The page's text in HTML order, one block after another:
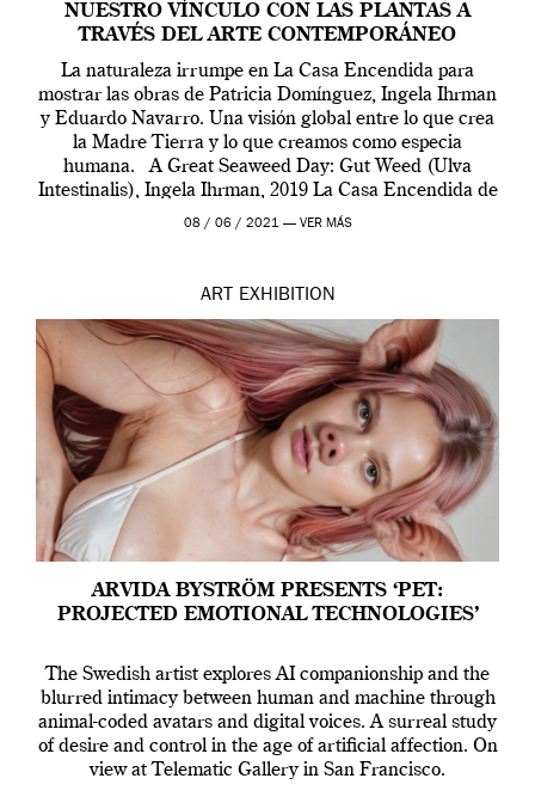
NUESTRO VÍNCULO CON LAS PLANTAS A
TRAVÉS DEL ARTE CONTEMPORÁNEO
La naturaleza irrumpe en La Casa Encendida para
mostrar las obras de Patricia Domínguez, Ingela Ihrman
y Eduardo Navarro. Una visión global entre lo que crea
la Madre Tierra y lo que creamos como especia
humana. A Great Seaweed Day: Gut Weed (Ulva
Intestinalis), Ingela Ihrman, 2019 La Casa Encendida de
Madrid y la Wellcome […]
08 / 06 / 2021 — VER MÁS
ART EXHIBITION
ARVIDA BYSTRÖM PRESENTS ‘PET:
PROJECTED EMOTIONAL TECHNOLOGIES’
The Swedish artist explores AI companionship and the
blurred intimacy between human and machine through
animal-coded avatars and digital voices. A surreal study
of desire and control in the age of artificial affection. On
view at Telematic Gallery in San Francisco.